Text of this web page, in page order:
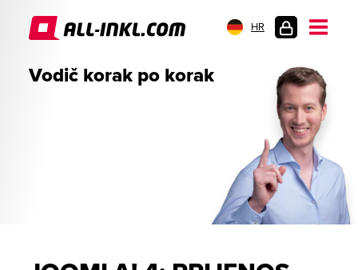
HR
Vodič korak po korak